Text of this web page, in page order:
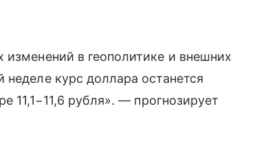
в геополитике и внешних
курс доллара останется
11,1−11,6 рубля». — прогнозирует